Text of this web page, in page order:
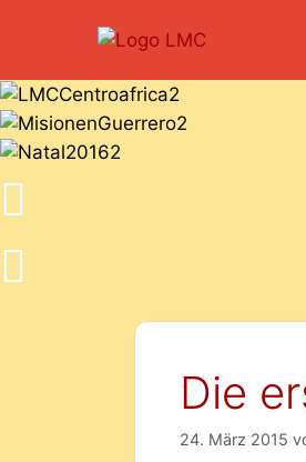
Die
24. März 2015